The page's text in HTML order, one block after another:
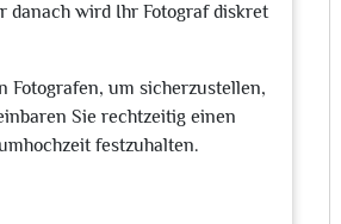
danach wird Ihr Fotograf diskret
Fotografen, um sicherzustellen,
Sie rechtzeitig einen
festzuhalten.